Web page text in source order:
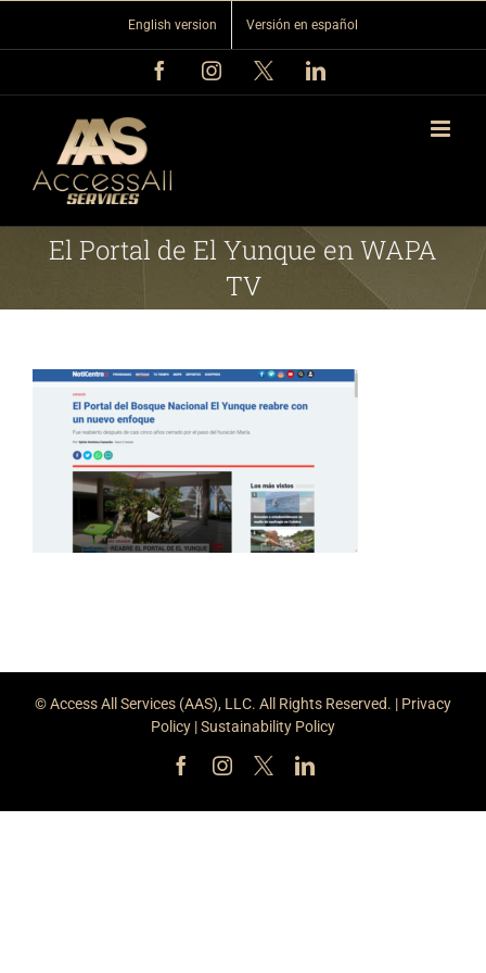
English version Versión en español
FacebookInstagram
X LinkedIn
El Portal de El Yunque en WAPA
TV
© Access All Services (AAS), LLC. All Rights Reserved. | Privacy
Policy |Sustainability Policy
FacebookInstagram
X LinkedIn